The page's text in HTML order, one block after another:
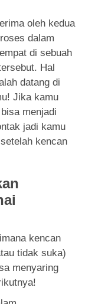
oleh kedua
dalam
di sebuah
Hal
datang di
Jika kamu
menjadi
jadi kamu
kencan
kencan
tidak suka)
menyaring